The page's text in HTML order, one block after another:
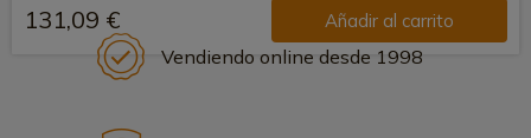
131,09 € Añadir al carrito
Vendiendo online desde 1998